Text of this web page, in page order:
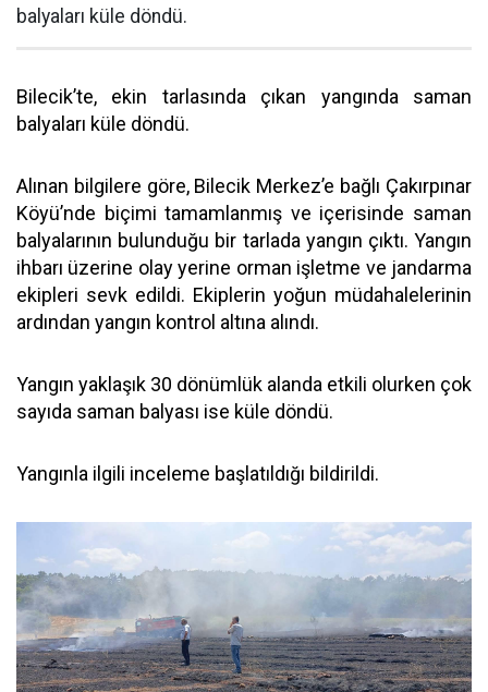
balyaları küle döndü.
Bilecik’te, ekin tarlasında çıkan yangında saman
balyaları küle döndü.
Alınan bilgilere göre, Bilecik Merkez’e bağlı Çakırpınar
Köyü’nde biçimi tamamlanmış ve içerisinde saman
balyalarının bulunduğu bir tarlada yangın çıktı. Yangın
ihbarı üzerine olay yerine orman işletme ve jandarma
ekipleri sevk edildi. Ekiplerin yoğun müdahalelerinin
ardından yangın kontrol altına alındı.
Yangın yaklaşık 30 dönümlük alanda etkili olurken çok
sayıda saman balyası ise küle döndü.
Yangınla ilgili inceleme başlatıldığı bildirildi.